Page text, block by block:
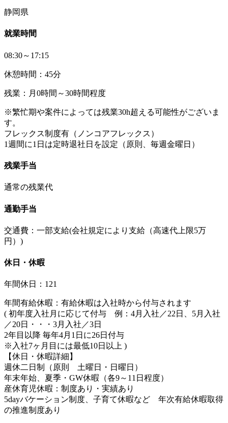
静岡県
就業時間
08:30～17:15
休憩時間：45分
残業：月0時間～30時間程度
※繁忙期や案件によっては残業30h超える可能性がございま
す。
フレックス制度有（ノンコアフレックス）
1週間に1日は定時退社日を設定（原則、毎週金曜日）
残業手当
通常の残業代
通勤手当
交通費：一部支給(会社規定により支給（高速代上限5万
円）)
休日・休暇
年間休日：121
年間有給休暇：有給休暇は入社時から付与されます
( 初年度入社月に応じて付与 例：4月入社／22日、5月入社
／20日・・・3月入社／3日
2年目以降 毎年4月1日に26日付与
※入社7ヶ月目には最低10日以上 )
【休日・休暇詳細】
週休二日制（原則 土曜日・日曜日）
年末年始、夏季・GW休暇（各9～11日程度）
産休育児休暇：制度あり・実績あり
5dayバケーション制度、子育て休暇など 年次有給休暇取得
の推進制度あり